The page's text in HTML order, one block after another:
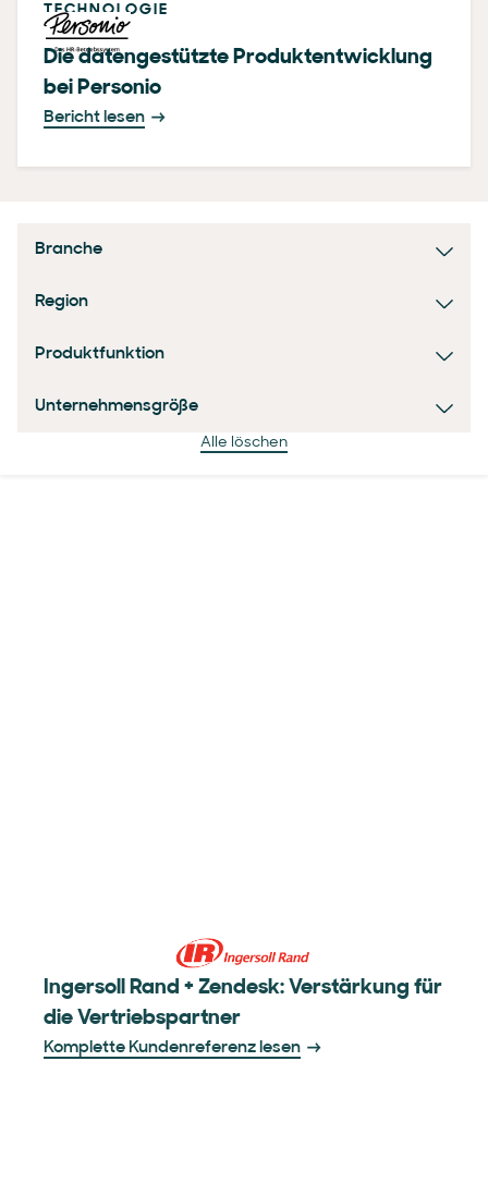
TECHNOLOGIE
Die datengestützte Produktentwicklung
bei Personio
Bericht lesen
Branche
Region
Produktfunktion
Unternehmensgröße
Alle löschen
Ingersoll Rand + Zendesk: Verstärkung für
die Vertriebspartner
Komplette Kundenreferenz lesen